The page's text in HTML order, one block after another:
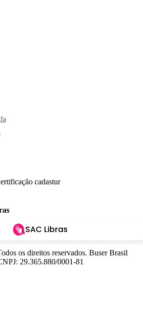
SAC Libras
os direitos reservados. Buser Brasil
29.365.880/0001-81